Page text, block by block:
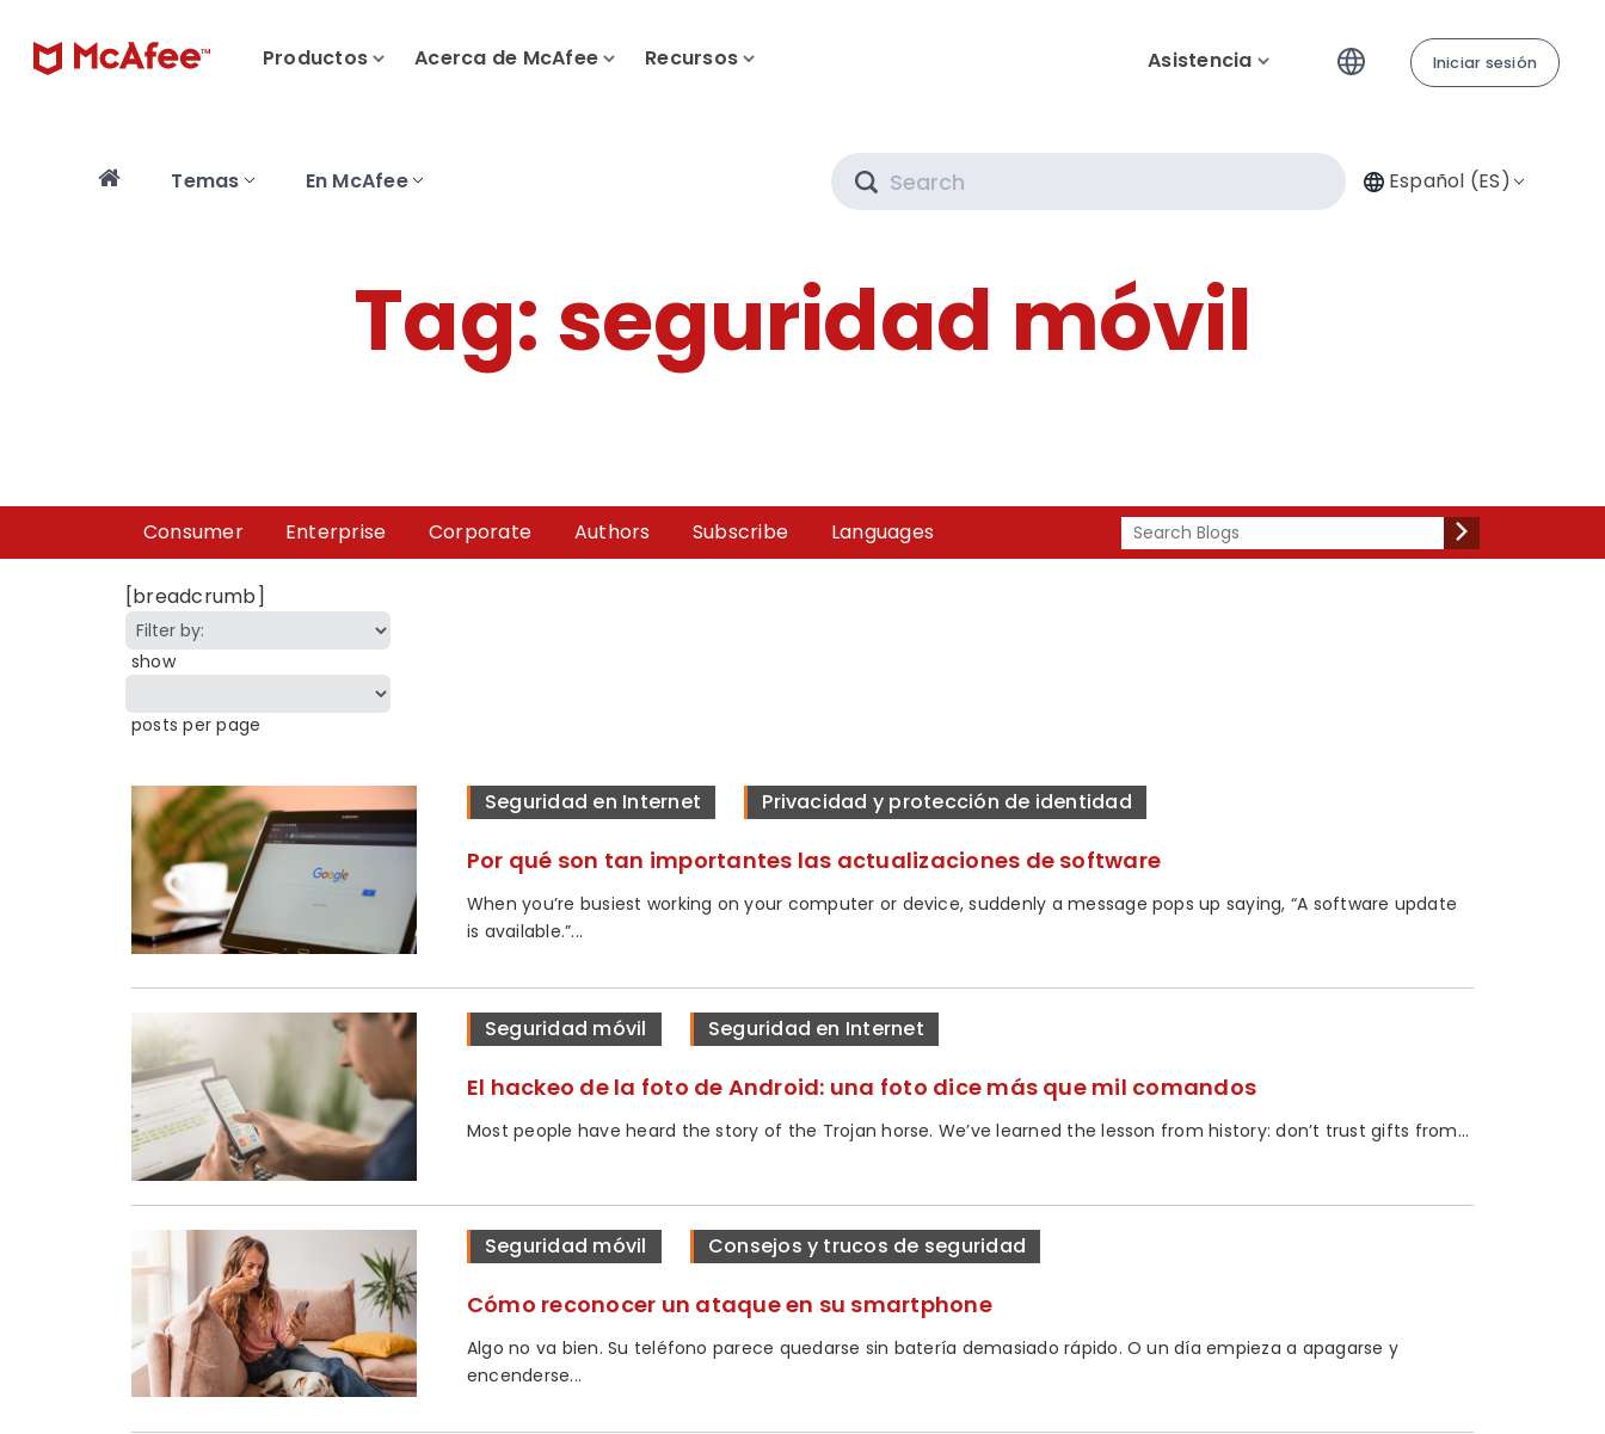
Productos Acerca de McAfee Recursos Asistencia Iniciar sesión
Temas En McAfee Español (ES)
Tag:seguridad móvil
Consumer Enterprise Corporate Authors Subscribe Languages Search
[breadcrumb]
show
posts per page
Seguridad en Internet Privacidad y protección de identidad
Por qué son tan importantes las actualizaciones de software
When you’re busiest working on your computer or device, suddenly a message pops up saying, “A software update
is available.”...
Seguridad móvil Seguridad en Internet
El hackeo de la foto de Android: una foto dice más que mil comandos
Most people have heard the story of the Trojan horse. We’ve learned the lesson from history: don’t trust gifts from...
Seguridad móvil Consejos y trucos de seguridad
Cómo reconocer un ataque en su smartphone
Algo no va bien. Su teléfono parece quedarse sin batería demasiado rápido. O un día empieza a apagarse y
encenderse...